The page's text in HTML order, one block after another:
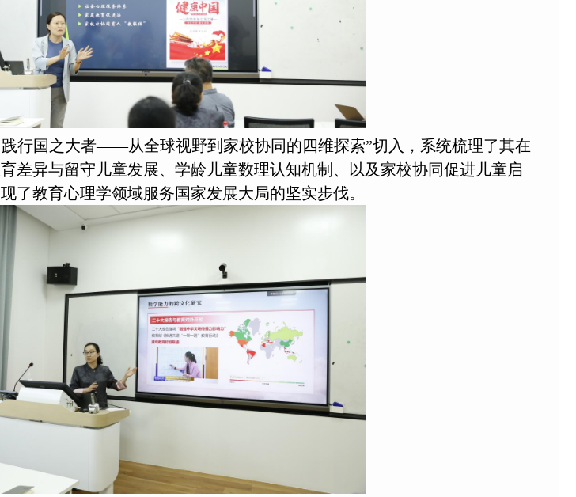
行国之大者——从全球视野到家校协同的四维探索”切入，系统梳理了其在
差异与留守儿童发展、学龄儿童数理认知机制、以及家校协同促进儿童启
了教育心理学领域服务国家发展大局的坚实步伐。